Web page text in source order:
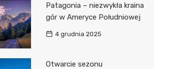
Patagonia – niezwykła kraina
gór w Ameryce Południowej
4 grudnia 2025
Otwarcie sezonu